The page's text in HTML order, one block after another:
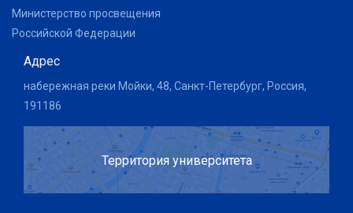
Министерство просвещения
Российской Федерации
Адрес
набережная реки Мойки, 48, Санкт-Петербург, Россия,
191186
Территория университета